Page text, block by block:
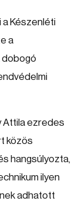
a Készenléti
a
dobogó
Attila ezredes
közös
hangsúlyozta,
ilyen
adhatott